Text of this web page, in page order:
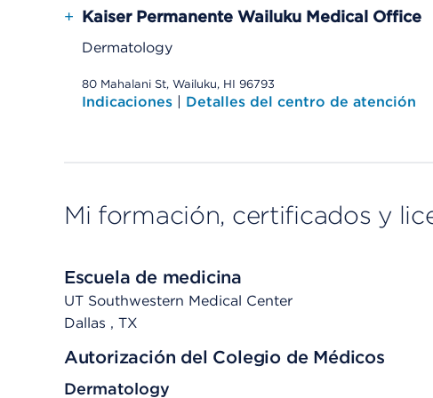
+ Kaiser Permanente Wailuku Medical Office
Dermatology
80 Mahalani St, Wailuku, HI 96793
Indicaciones | Detalles del centro de atención
Mi formación, certificados y
Escuela de medicina
UT Southwestern Medical Center
Dallas , TX
Autorización del Colegio de Médicos
Dermatology